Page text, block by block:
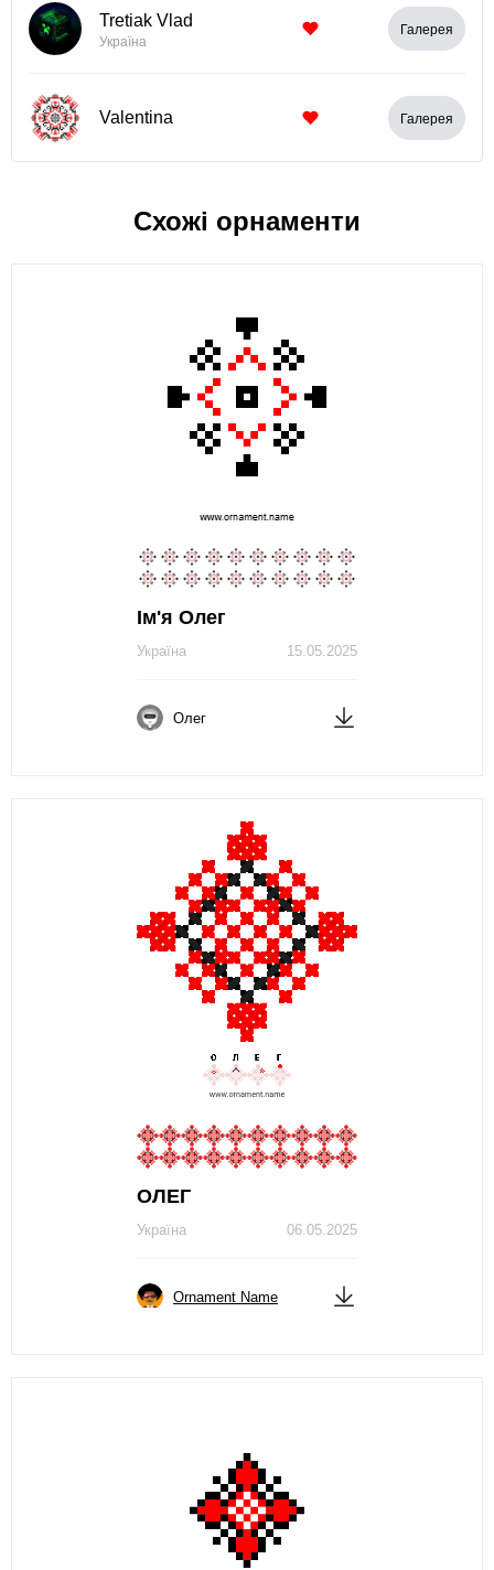
Tretiak Vlad
Україна
Галерея
Valentina Галерея
Схожі орнаменти
Ім'я Олег
15.05.2025
Україна
Олег
ОЛЕГ
06.05.2025
Україна
Ornament Name